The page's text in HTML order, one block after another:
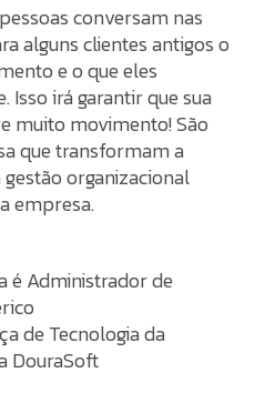
conversam nas
alguns clientes antigos o
e o que eles
Isso irá garantir que sua
muito movimento! São
que transformam a
organizacional
empresa.
é Administrador de
de Tecnologia da
DouraSoft